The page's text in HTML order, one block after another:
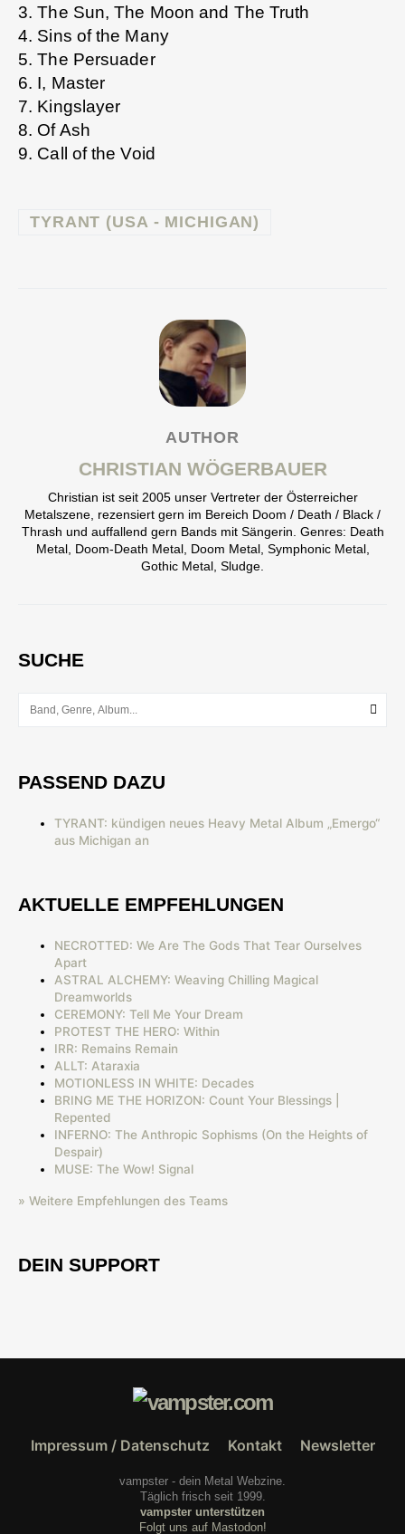
3. The Sun, The Moon and The Truth
4. Sins of the Many
5. The Persuader
6. I, Master
7. Kingslayer
8. Of Ash
9. Call of the Void
TYRANT (USA - MICHIGAN)
AUTHOR
CHRISTIAN WÖGERBAUER
Christian ist seit 2005 unser Vertreter der Österreicher
Metalszene, rezensiert gern im Bereich Doom / Death / Black /
Thrash und auffallend gern Bands mit Sängerin. Genres: Death
Metal, Doom-Death Metal, Doom Metal, Symphonic Metal,
Gothic Metal, Sludge.
SUCHE
PASSEND DAZU
TYRANT: kündigen neues Heavy Metal Album „Emergo“
aus Michigan an
AKTUELLE EMPFEHLUNGEN
NECROTTED: We Are The Gods That Tear Ourselves
Apart
ASTRAL ALCHEMY: Weaving Chilling Magical
Dreamworlds
CEREMONY: Tell Me Your Dream
PROTEST THE HERO: Within
IRR: Remains Remain
ALLT: Ataraxia
MOTIONLESS IN WHITE: Decades
BRING ME THE HORIZON: Count Your Blessings |
Repented
INFERNO: The Anthropic Sophisms (On the Heights of
Despair)
MUSE: The Wow! Signal
» Weitere Empfehlungen des Teams
DEIN SUPPORT
Impressum / Datenschutz Kontakt Newsletter
vampster - dein Metal Webzine.
Täglich frisch seit 1999.
vampster unterstützen
Folgt uns auf Mastodon!